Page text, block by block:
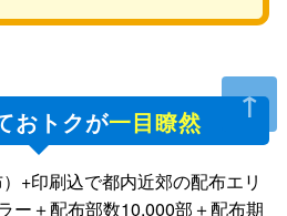
おトクが一目瞭然
+印刷込で都内近郊の配布エリ
ー＋配布部数10,000部＋配布期